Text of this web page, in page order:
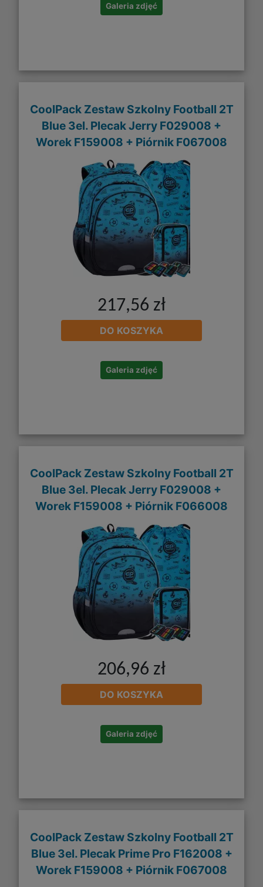
Galeria zdjęć
CoolPack Zestaw Szkolny Football 2T
Blue 3el. Plecak Jerry F029008 +
Worek F159008 + Piórnik F067008
217,56 zł
DO KOSZYKA
Galeria zdjęć
CoolPack Zestaw Szkolny Football 2T
Blue 3el. Plecak Jerry F029008 +
Worek F159008 + Piórnik F066008
206,96 zł
DO KOSZYKA
Galeria zdjęć
CoolPack Zestaw Szkolny Football 2T
Blue 3el. Plecak Prime Pro F162008 +
Worek F159008 + Piórnik F067008